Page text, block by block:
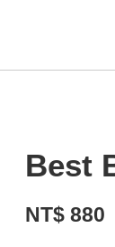
Best
NT$ 880